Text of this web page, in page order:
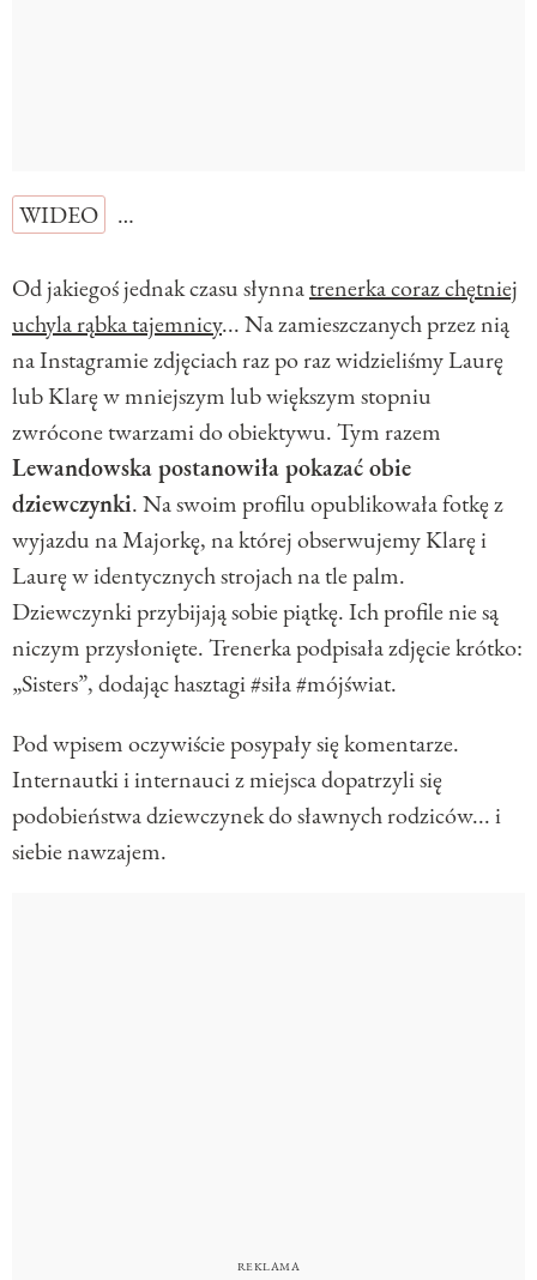
WIDEO …
Od jakiegoś jednak czasu słynnatrenerka coraz chętniej
uchyla rąbka tajemnicy... Na zamieszczanych przez nią
na Instagramie zdjęciach raz po raz widzieliśmy Laurę
lub Klarę w mniejszym lub większym stopniu
zwrócone twarzami do obiektywu. Tym razem
Lewandowska postanowiła pokazać obie
dziewczynki. Na swoim profilu opublikowała fotkę z
wyjazdu na Majorkę, na której obserwujemy Klarę i
Laurę w identycznych strojach na tle palm.
Dziewczynki przybijają sobie piątkę. Ich profile nie są
niczym przysłonięte. Trenerka podpisała zdjęcie krótko:
„Sisters”, dodając hasztagi #siła #mójświat.
Pod wpisem oczywiście posypały się komentarze.
Internautki i internauci z miejsca dopatrzyli się
podobieństwa dziewczynek do sławnych rodziców... i
siebie nawzajem.